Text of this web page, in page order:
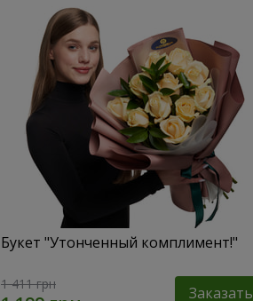
Букет "Утонченный комплимент!"
1 411 грн Заказать